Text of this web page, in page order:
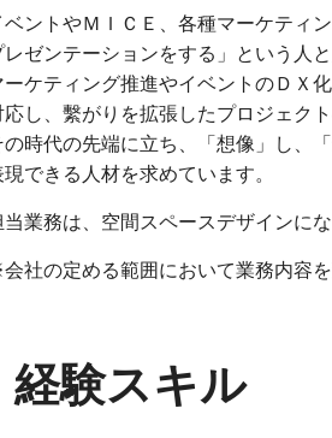
ベントやＭＩＣＥ、各種マーケティ
レゼンテーションをする」という人
ーケティング推進やイベントのＤＸ
応し、繫がりを拡張したプロジェク
の時代の先端に立ち、「想像」し、
現できる人材を求めています。
当業務は、空間スペースデザインにな
社の定める範囲において業務内容
経験スキル